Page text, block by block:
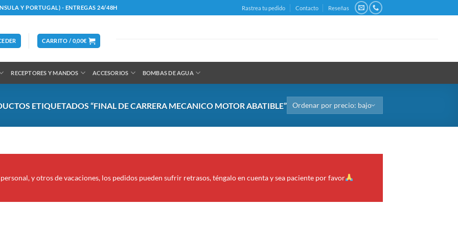
Y PORTUGAL) - ENTREGAS 24/48H Rastrea tu pedido Contacto Reseñas
CARRITO /0,00€
RECEPTORES Y MANDOS ACCESORIOS BOMBAS DE AGUA
ETIQUETADOS “FINAL DE CARRERA MECANICO MOTOR ABATIBLE”
y otros de vacaciones, los pedidos pueden sufrir retrasos, téngalo en cuenta y sea paciente por favor